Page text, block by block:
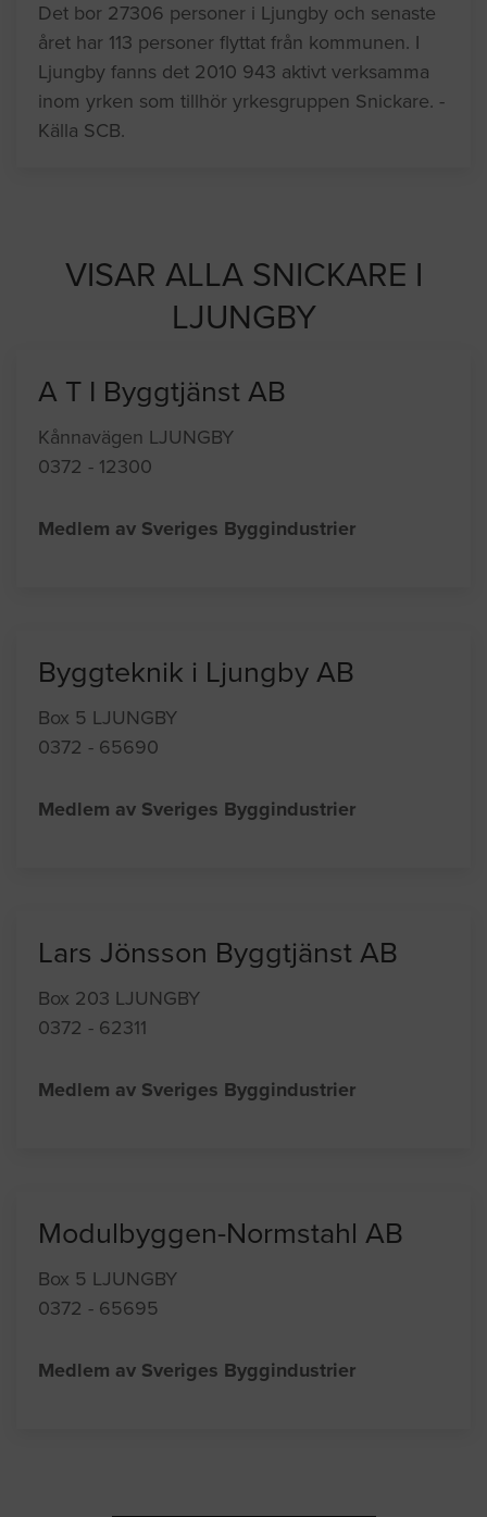
Det bor 27306 personer i Ljungby och senaste
året har 113 personer flyttat från kommunen. I
Ljungby fanns det 2010 943 aktivt verksamma
inom yrken som tillhör yrkesgruppen Snickare. -
Källa SCB.
VISAR ALLA SNICKARE I
LJUNGBY
A T I Byggtjänst AB
Kånnavägen LJUNGBY
0372 - 12300
Medlem av Sveriges Byggindustrier
Byggteknik i Ljungby AB
Box 5 LJUNGBY
0372 - 65690
Medlem av Sveriges Byggindustrier
Lars Jönsson Byggtjänst AB
Box 203 LJUNGBY
0372 - 62311
Medlem av Sveriges Byggindustrier
Modulbyggen-Normstahl AB
Box 5 LJUNGBY
0372 - 65695
Medlem av Sveriges Byggindustrier